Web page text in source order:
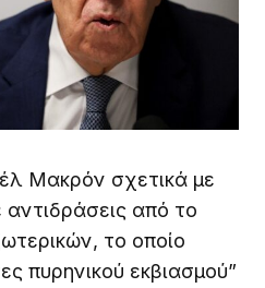
Μακρόν σχετικά με
από το
το οποίο
πυρηνικού εκβιασμού”